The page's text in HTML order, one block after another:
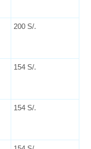
200 S/.
154 S/.
154 S/.